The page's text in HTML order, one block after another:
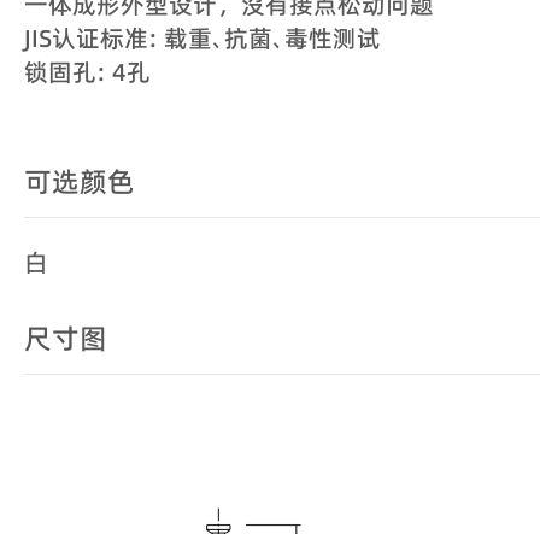
JIS认证标准: 载重､抗菌､毒性测试
锁固孔: 4孔
可选颜色
白
尺寸图